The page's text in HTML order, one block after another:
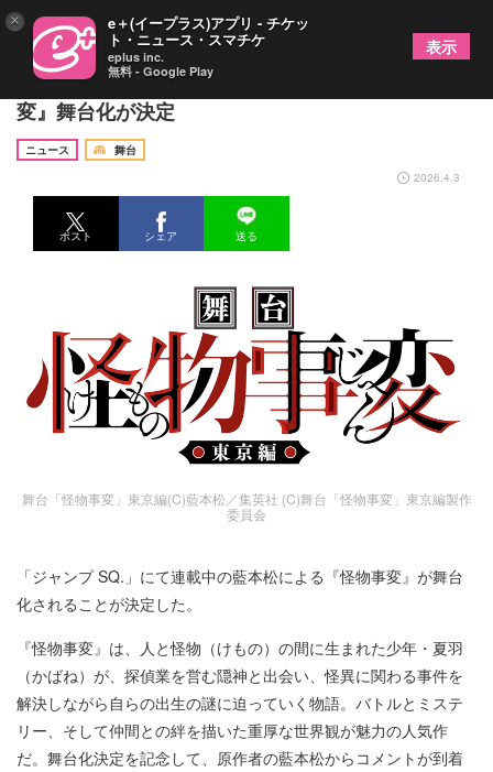
集英社『ジャンプSQ.』で連載中の人気作『怪物事
変』舞台化が決定
ニュース
舞台
2026.4.3
ポスト シェア 送る
舞台「怪物事変」東京編(C)藍本松／集英社 (C)舞台「怪物事変」東京編製作
委員会
「ジャンプ SQ.」にて連載中の藍本松による『怪物事変』が舞台
化されることが決定した。
『怪物事変』は、人と怪物（けもの）の間に生まれた少年・夏羽
（かばね）が、探偵業を営む隠神と出会い、怪異に関わる事件を
解決しながら自らの出生の謎に迫っていく物語。バトルとミステ
リー、そして仲間との絆を描いた重厚な世界観が魅力の人気作
だ。舞台化決定を記念して、原作者の藍本松からコメントが到着
× e＋(イープラス)アプリ - チケッ
ト・ニュース・スマチケ
eplus inc.
無料 - Google Play
表示